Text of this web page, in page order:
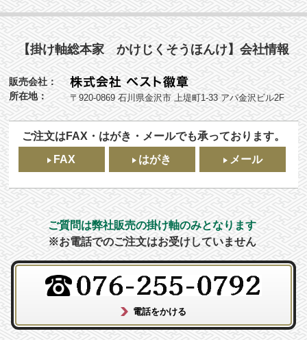
【掛け軸総本家 かけじくそうほんけ】会社情報
販売会社：
所在地：
〒920-0869 石川県金沢市 上堤町1-33 アパ金沢ビル2F
ご注文はFAX・はがき・メールでも承っております。
FAX
はがき メール
ご質問は弊社販売の掛け軸のみとなります
※お電話でのご注文はお受けしていません